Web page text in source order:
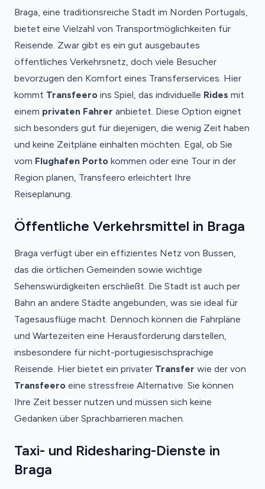
Braga, eine traditionsreiche Stadt im Norden Portugals,
bietet eine Vielzahl von Transportmöglichkeiten für
Reisende. Zwar gibt es ein gut ausgebautes
öffentliches Verkehrsnetz, doch viele Besucher
bevorzugen den Komfort eines Transferservices. Hier
kommt Transfeero ins Spiel, das individuelle Rides mit
einem privaten Fahrer anbietet. Diese Option eignet
sich besonders gut für diejenigen, die wenig Zeit haben
und keine Zeitpläne einhalten möchten. Egal, ob Sie
vom Flughafen Porto kommen oder eine Tour in der
Region planen, Transfeero erleichtert Ihre
Reiseplanung.
Öffentliche Verkehrsmittel in Braga
Braga verfügt über ein effizientes Netz von Bussen,
das die örtlichen Gemeinden sowie wichtige
Sehenswürdigkeiten erschließt. Die Stadt ist auch per
Bahn an andere Städte angebunden, was sie ideal für
Tagesausflüge macht. Dennoch können die Fahrpläne
und Wartezeiten eine Herausforderung darstellen,
insbesondere für nicht-portugiesischsprachige
Reisende. Hier bietet ein privater Transfer wie der von
Transfeero eine stressfreie Alternative. Sie können
Ihre Zeit besser nutzen und müssen sich keine
Gedanken über Sprachbarrieren machen.
Taxi- und Ridesharing-Dienste in
Braga